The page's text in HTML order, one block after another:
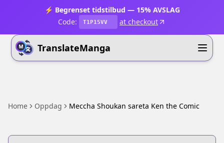
⚡ Begrenset tidstilbud — 15% AVSLAG
Code:
T1P15VV at checkout
TranslateManga
Home Oppdag Meccha Shoukan sareta Ken the Comic